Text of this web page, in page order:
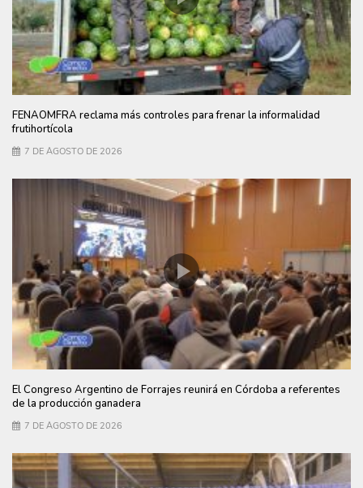
FENAOMFRA reclama más controles para frenar la informalidad
frutihortícola
7 DE AGOSTO DE 2026
El Congreso Argentino de Forrajes reunirá en Córdoba a referentes
de la producción ganadera
7 DE AGOSTO DE 2026